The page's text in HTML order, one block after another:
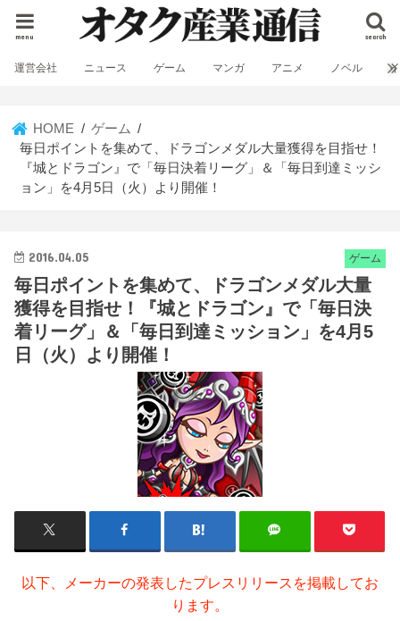
search
menu
運営会社 ニュース ゲーム マンガ アニメ ノベル
HOME
ゲーム
毎日ポイントを集めて、ドラゴンメダル大量獲得を目指せ！
『城とドラゴン』で「毎日決着リーグ」＆「毎日到達ミッシ
ョン」を4月5日（火）より開催！
ゲーム
2016.04.05
毎日ポイントを集めて、ドラゴンメダル大量
獲得を目指せ！『城とドラゴン』で「毎日決
着リーグ」＆「毎日到達ミッション」を4月5
日（火）より開催！
以下、メーカーの発表したプレスリリースを掲載してお
ります。